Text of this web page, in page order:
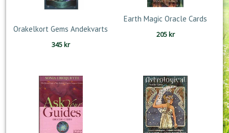
Orakelkort Gems Andekvarts
345kr
Earth Magic Oracle Cards
205kr